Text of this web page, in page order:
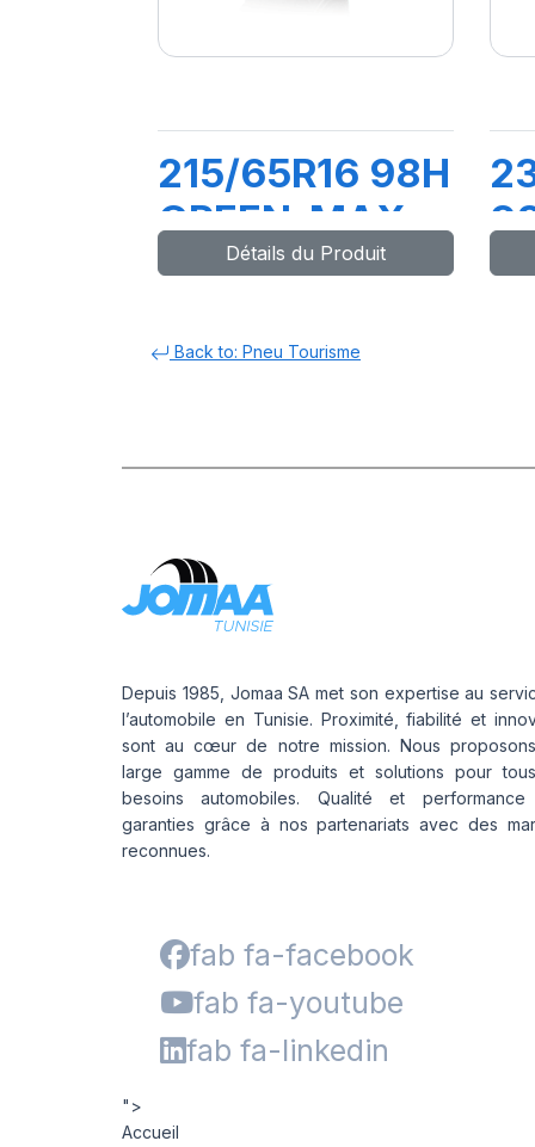
215/65R16 98H
GREEN-MAX
HP010Détails du Produit
Back to: Pneu Tourisme
Depuis 1985, Jomaa SA met son expertise au
l’automobile en Tunisie. Proximité, fiabilité et
sont au cœur de notre mission. Nous
large gamme de produits et solutions pour
besoins automobiles. Qualité et performance
garanties grâce à nos partenariats avec des
reconnues.
fab fa-facebook
fab fa-youtube
fab fa-linkedin
">
Accueil